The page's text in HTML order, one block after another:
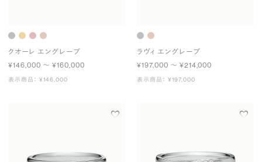
クオーレ エングレーブ
¥146,000 〜 ¥160,000
表示商品： ¥146,000
ラヴィ エングレーブ
¥197,000 〜 ¥214,000
表示商品： ¥197,000